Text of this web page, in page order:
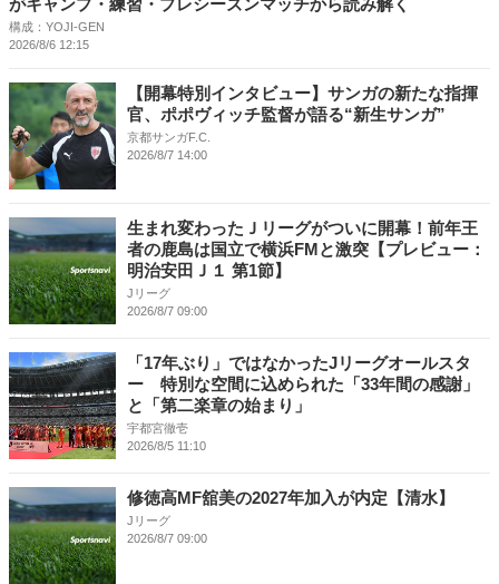
構成：YOJI-GEN
2026/8/6 12:15
【開幕特別インタビュー】サンガの新たな指揮
官、ポポヴィッチ監督が語る“新生サンガ”
京都サンガF.C.
2026/8/7 14:00
生まれ変わったＪリーグがついに開幕！前年王
者の鹿島は国立で横浜FMと激突【プレビュー：
明治安田Ｊ１ 第1節】
Jリーグ
2026/8/7 09:00
「17年ぶり」ではなかったJリーグオールスタ
ー 特別な空間に込められた「33年間の感謝」
と「第二楽章の始まり」
宇都宮徹壱
2026/8/5 11:10
修徳高MF舘美の2027年加入が内定【清水】
Jリーグ
2026/8/7 09:00